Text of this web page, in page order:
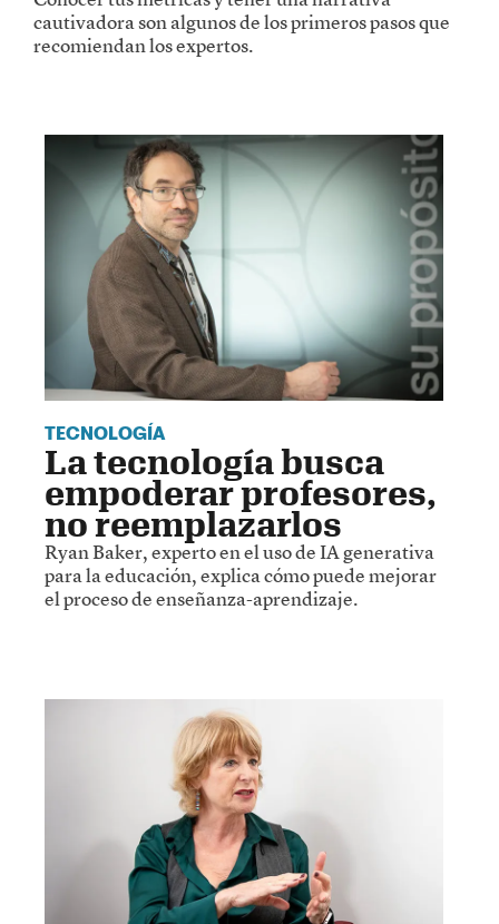
cautivadora son algunos de los primeros pasos que
recomiendan los expertos.
TECNOLOGÍA
La tecnología busca
empoderar profesores,
no reemplazarlos
Ryan Baker, experto en el uso de IA generativa
para la educación, explica cómo puede mejorar
el proceso de enseñanza-aprendizaje.